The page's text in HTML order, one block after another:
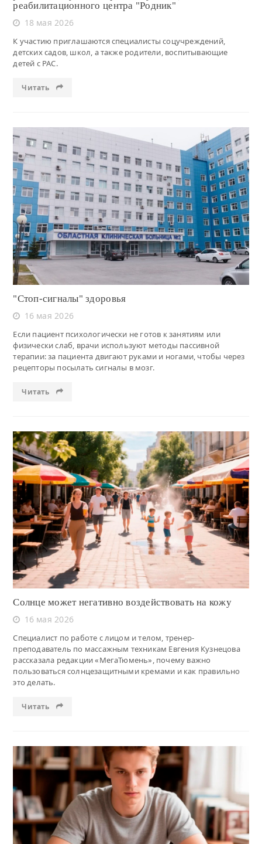
реабилитационного центра "Родник"
18 мая 2026
К участию приглашаются специалисты соцучреждений,
детских садов, школ, а также родители, воспитывающие
детей с РАС.
Читать
Читать
"Стоп-сигналы" здоровья
16 мая 2026
Если пациент психологически не готов к занятиям или
физически слаб, врачи используют методы пассивной
терапии: за пациента двигают руками и ногами, чтобы через
рецепторы посылать сигналы в мозг.
Читать
Читать
Солнце может негативно воздействовать на кожу
16 мая 2026
Специалист по работе с лицом и телом, тренер-
преподаватель по массажным техникам Евгения Кузнецова
рассказала редакции «МегаТюмень», почему важно
пользоваться солнцезащитными кремами и как правильно
это делать.
Читать
Читать